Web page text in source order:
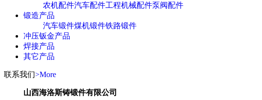
农机配件汽车配件工程机械配件泵阀配件
锻造产品
汽车锻件煤机锻件铁路锻件
冲压钣金产品
焊接产品
其它产品
联系我们>More
山西海洛斯铸锻件有限公司